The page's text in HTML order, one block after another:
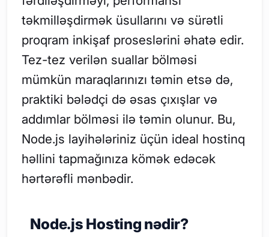
təkmilləşdirmək üsullarını və sürətli
proqram inkişaf proseslərini əhatə edir.
Tez-tez verilən suallar bölməsi
mümkün maraqlarınızı təmin etsə də,
praktiki bələdçi də əsas çıxışlar və
addımlar bölməsi ilə təmin olunur. Bu,
Node.js layihələriniz üçün ideal hostinq
həllini tapmağınıza kömək edəcək
hərtərəfli mənbədir.
Node.js Hosting nədir?